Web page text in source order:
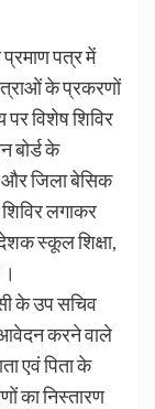
प्रमाण पत्र में
के प्रकरणों
विशेष शिविर
बोर्ड के
और जिला बेसिक
लगाकर
स्कूल शिक्षा,
के उप सचिव
आवेदन करने वाले
एवं पिता के
का निस्तारण